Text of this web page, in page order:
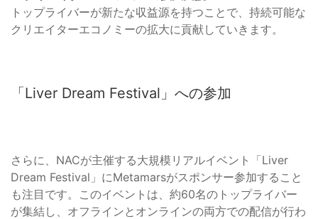
トップライバーが新たな収益源を持つことで、持続可能な
クリエイターエコノミーの拡大に貢献していきます。
「Liver Dream Festival」への参加
さらに、NACが主催する大規模リアルイベント「Liver
Dream Festival」にMetamarsがスポンサー参加すること
も注目です。このイベントは、約60名のトップライバー
が集結し、オフラインとオンラインの両方での配信が行わ